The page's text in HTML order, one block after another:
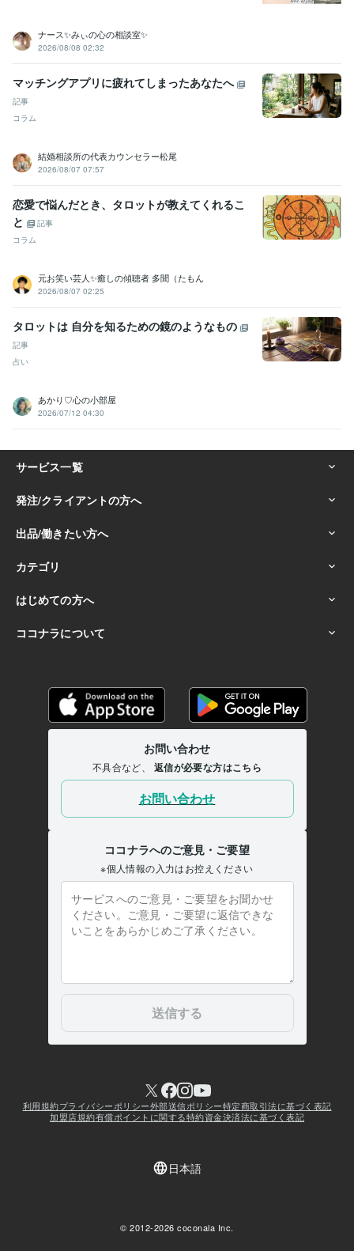
ナース✨みぃの心の相談室✨
2026/08/08 02:32
マッチングアプリに疲れてしまったあなたへ
記事
コラム
結婚相談所の代表カウンセラー松尾
2026/08/07 07:57
恋愛で悩んだとき、タロットが教えてくれるこ
と
記事
コラム
元お笑い芸人✨癒しの傾聴者 多聞（たもん
2026/08/07 02:25
タロットは 自分を知るための鏡のようなもの
記事
占い
あかり♡心の小部屋
2026/07/12 04:30